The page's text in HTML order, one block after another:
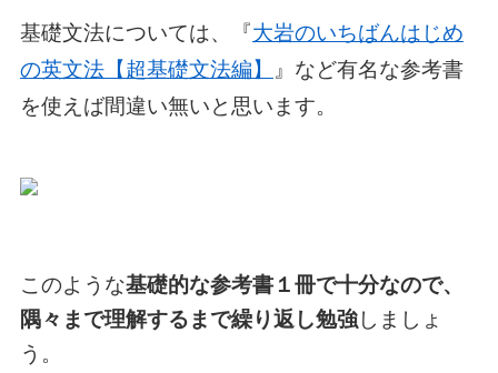
基礎文法については、『大岩のいちばんはじめ
の英文法【超基礎文法編】 』など有名な参考書
を使えば間違い無いと思います。
このような基礎的な参考書１冊で十分なので、
隅々まで理解するまで繰り返し勉強しましょ
う。